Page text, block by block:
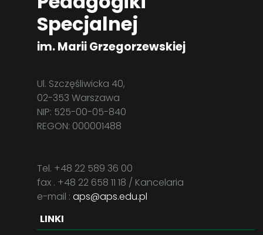
Specjalnej
im. Marii Grzegorzewskiej
Ul. Szczęśliwicka 40,
02-353 Warszawa
NIP: 525-00-05-840
REGON: 000001488
Tel. +48 22 589 36 00
fax . +48 22 658 11 18 / Kancelaria
e-mail : aps@aps.edu.pl
LINKI